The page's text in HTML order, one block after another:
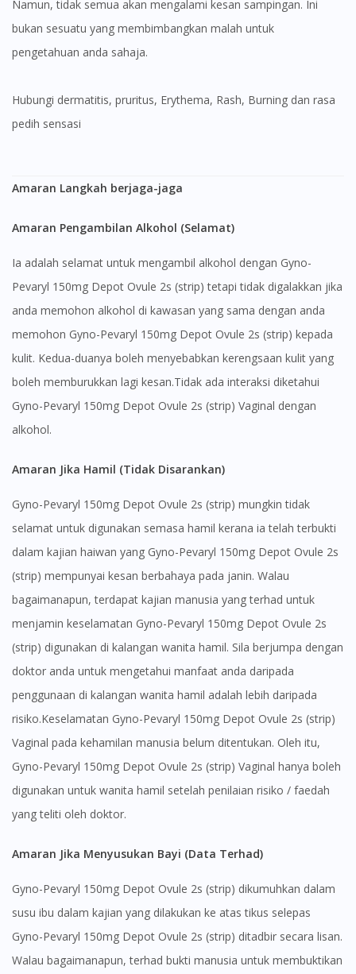
Namun, tidak semua akan mengalami kesan sampingan. Ini
bukan sesuatu yang membimbangkan malah untuk
pengetahuan anda sahaja.
Hubungi dermatitis, pruritus, Erythema, Rash, Burning dan rasa
pedih sensasi
Amaran Langkah berjaga-jaga
Amaran Pengambilan Alkohol (Selamat)
Ia adalah selamat untuk mengambil alkohol dengan Gyno-
Pevaryl 150mg Depot Ovule 2s (strip) tetapi tidak digalakkan jika
anda memohon alkohol di kawasan yang sama dengan anda
memohon Gyno-Pevaryl 150mg Depot Ovule 2s (strip) kepada
kulit. Kedua-duanya boleh menyebabkan kerengsaan kulit yang
boleh memburukkan lagi kesan.Tidak ada interaksi diketahui
Gyno-Pevaryl 150mg Depot Ovule 2s (strip) Vaginal dengan
alkohol.
Amaran Jika Hamil (Tidak Disarankan)
Gyno-Pevaryl 150mg Depot Ovule 2s (strip) mungkin tidak
selamat untuk digunakan semasa hamil kerana ia telah terbukti
dalam kajian haiwan yang Gyno-Pevaryl 150mg Depot Ovule 2s
(strip) mempunyai kesan berbahaya pada janin. Walau
bagaimanapun, terdapat kajian manusia yang terhad untuk
menjamin keselamatan Gyno-Pevaryl 150mg Depot Ovule 2s
(strip) digunakan di kalangan wanita hamil. Sila berjumpa dengan
doktor anda untuk mengetahui manfaat anda daripada
penggunaan di kalangan wanita hamil adalah lebih daripada
risiko.Keselamatan Gyno-Pevaryl 150mg Depot Ovule 2s (strip)
Vaginal pada kehamilan manusia belum ditentukan. Oleh itu,
Gyno-Pevaryl 150mg Depot Ovule 2s (strip) Vaginal hanya boleh
digunakan untuk wanita hamil setelah penilaian risiko / faedah
yang teliti oleh doktor.
Amaran Jika Menyusukan Bayi (Data Terhad)
Gyno-Pevaryl 150mg Depot Ovule 2s (strip) dikumuhkan dalam
susu ibu dalam kajian yang dilakukan ke atas tikus selepas
Gyno-Pevaryl 150mg Depot Ovule 2s (strip) ditadbir secara lisan.
Walau bagaimanapun, terhad bukti manusia untuk membuktikan